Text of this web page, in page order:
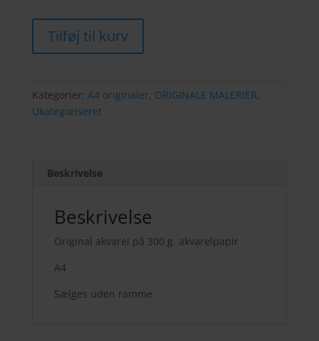
tre
Tilføj til kurv
Kategorier: A4 originaler, ORIGINALE MALERIER,
Ukategoriseret
Beskrivelse
Beskrivelse
Original akvarel på 300 g. akvarelpapir
A4
Sælges uden ramme